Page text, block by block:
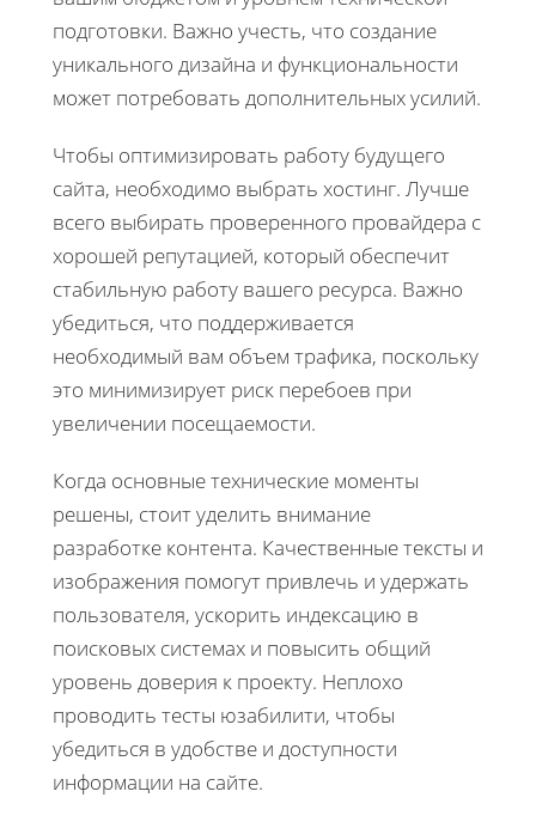
подготовки. Важно учесть, что создание
уникального дизайна и функциональности
может потребовать дополнительных усилий.
Чтобы оптимизировать работу будущего
сайта, необходимо выбрать хостинг. Лучше
всего выбирать проверенного провайдера с
хорошей репутацией, который обеспечит
стабильную работу вашего ресурса. Важно
убедиться, что поддерживается
необходимый вам объем трафика, поскольку
это минимизирует риск перебоев при
увеличении посещаемости.
Когда основные технические моменты
решены, стоит уделить внимание
разработке контента. Качественные тексты и
изображения помогут привлечь и удержать
пользователя, ускорить индексацию в
поисковых системах и повысить общий
уровень доверия к проекту. Неплохо
проводить тесты юзабилити, чтобы
убедиться в удобстве и доступности
информации на сайте.